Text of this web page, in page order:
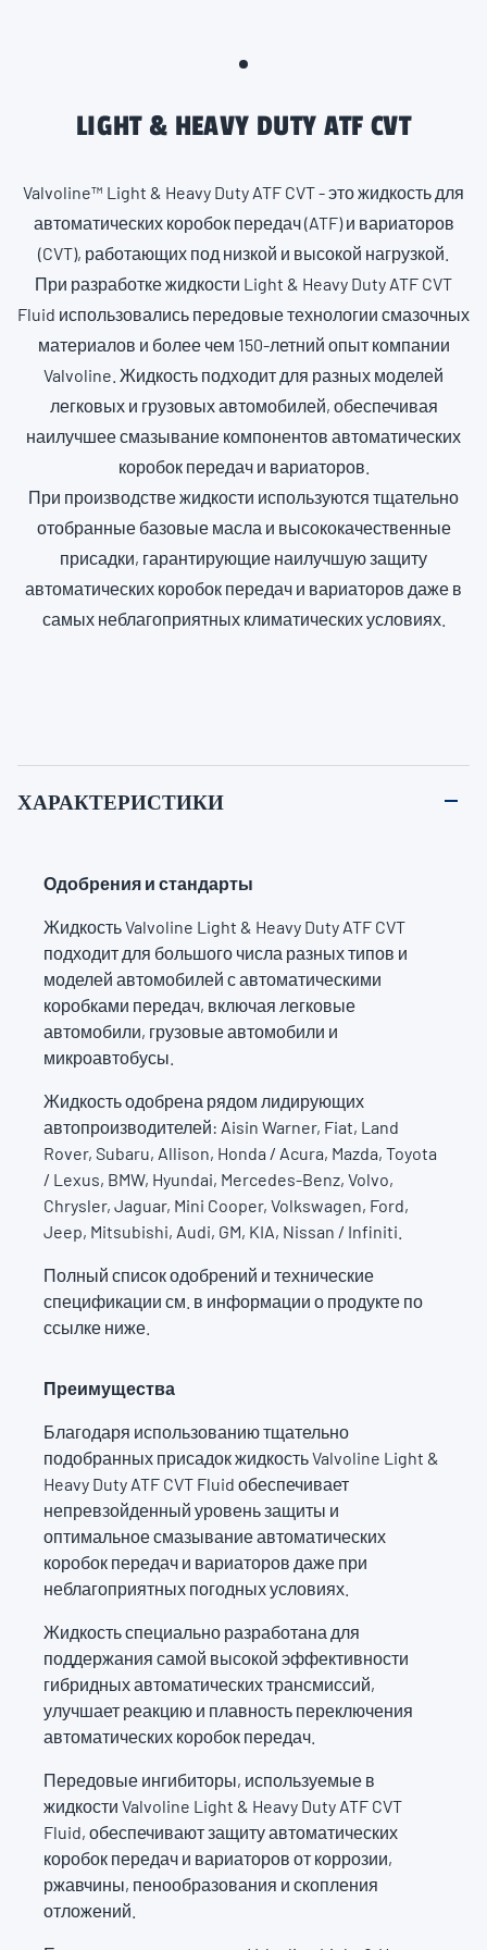
LIGHT & HEAVY DUTY ATF CVT
Valvoline™ Light & Heavy Duty ATF CVT - это жидкость для
автоматических коробок передач (ATF) и вариаторов
(CVT), работающих под низкой и высокой нагрузкой.
При разработке жидкости Light & Heavy Duty ATF CVT
Fluid использовались передовые технологии смазочных
материалов и более чем 150-летний опыт компании
Valvoline. Жидкость подходит для разных моделей
легковых и грузовых автомобилей, обеспечивая
наилучшее смазывание компонентов автоматических
коробок передач и вариаторов.
При производстве жидкости используются тщательно
отобранные базовые масла и высококачественные
присадки, гарантирующие наилучшую защиту
автоматических коробок передач и вариаторов даже в
самых неблагоприятных климатических условиях.
ХАРАКТЕРИСТИКИ
Одобрения и стандарты
Жидкость Valvoline Light & Heavy Duty ATF CVT
подходит для большого числа разных типов и
моделей автомобилей с автоматическими
коробками передач, включая легковые
автомобили, грузовые автомобили и
микроавтобусы.
Жидкость одобрена рядом лидирующих
автопроизводителей: Aisin Warner, Fiat, Land
Rover, Subaru, Allison, Honda / Acura, Mazda, Toyota
/ Lexus, BMW, Hyundai, Mercedes-Benz, Volvo,
Chrysler, Jaguar, Mini Cooper, Volkswagen, Ford,
Jeep, Mitsubishi, Audi, GM, KIA, Nissan / Infiniti.
Полный список одобрений и технические
спецификации см. в информации о продукте по
ссылке ниже.
Преимущества
Благодаря использованию тщательно
подобранных присадок жидкость Valvoline Light &
Heavy Duty ATF CVT Fluid обеспечивает
непревзойденный уровень защиты и
оптимальное смазывание автоматических
коробок передач и вариаторов даже при
неблагоприятных погодных условиях.
Жидкость специально разработана для
поддержания самой высокой эффективности
гибридных автоматических трансмиссий,
улучшает реакцию и плавность переключения
автоматических коробок передач.
Передовые ингибиторы, используемые в
жидкости Valvoline Light & Heavy Duty ATF CVT
Fluid, обеспечивают защиту автоматических
коробок передач и вариаторов от коррозии,
ржавчины, пенообразования и скопления
отложений.